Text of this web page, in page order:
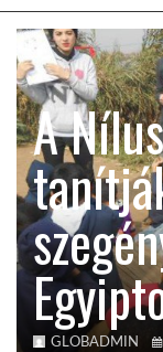
LATIN-AMERIKA
KÖZEL-KELET
AUSZTRÁLIA
A VILÁG ITTHON
A
GLOBADMIN